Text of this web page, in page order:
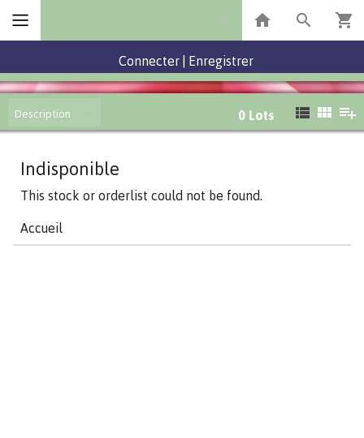
Connecter Enregistrer
Description 0 Lots
Indisponible
This stock or orderlist could not be found.
Accueil